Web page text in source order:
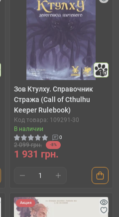
10
Зов Ктулху. Справочник
Стража (Call of Cthulhu
Keeper Rulebook)
Код товара: 109291-30
В наличии
0
2 099 грн. -8%
1 931 грн.
Акция